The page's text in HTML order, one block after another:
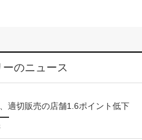
ーのニュース
適切販売の店舗1.6ポイント低下